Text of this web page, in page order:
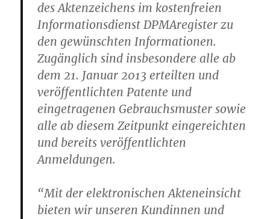
des Aktenzeichens im kostenfreien
Informationsdienst DPMAregister zu
den gewünschten Informationen.
Zugänglich sind insbesondere alle ab
dem 21. Januar 2013 erteilten und
veröffentlichten Patente und
eingetragenen Gebrauchsmuster sowie
alle ab diesem Zeitpunkt eingereichten
und bereits veröffentlichten
Anmeldungen.
“Mit der elektronischen Akteneinsicht
bieten wir unseren Kundinnen und